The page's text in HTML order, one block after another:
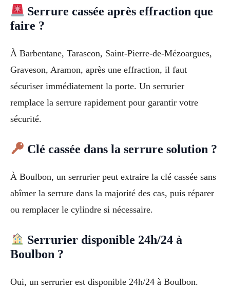
Serrure cassée après effraction que
faire ?
À Barbentane, Tarascon, Saint-Pierre-de-Mézoargues,
Graveson, Aramon, après une effraction, il faut
sécuriser immédiatement la porte. Un serrurier
remplace la serrure rapidement pour garantir votre
sécurité.
Clé cassée dans la serrure solution ?
À Boulbon, un serrurier peut extraire la clé cassée sans
abîmer la serrure dans la majorité des cas, puis réparer
ou remplacer le cylindre si nécessaire.
Serrurier disponible 24h/24 à
Boulbon ?
Oui, un serrurier est disponible 24h/24 à Boulbon.